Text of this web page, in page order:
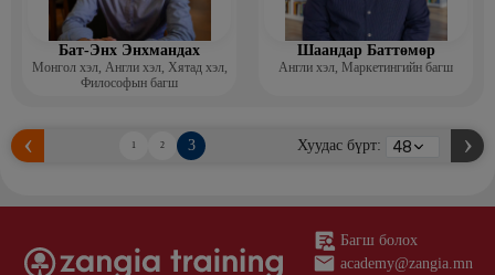
Бат-Энх Энхмандах
Монгол хэл, Англи хэл, Хятад хэл,
Философын багш
Шаандар Баттөмөр
Англи хэл, Маркетингийн багш
1 2 3 Хуудас бүрт:
Багш болох
academy@zangia.mn